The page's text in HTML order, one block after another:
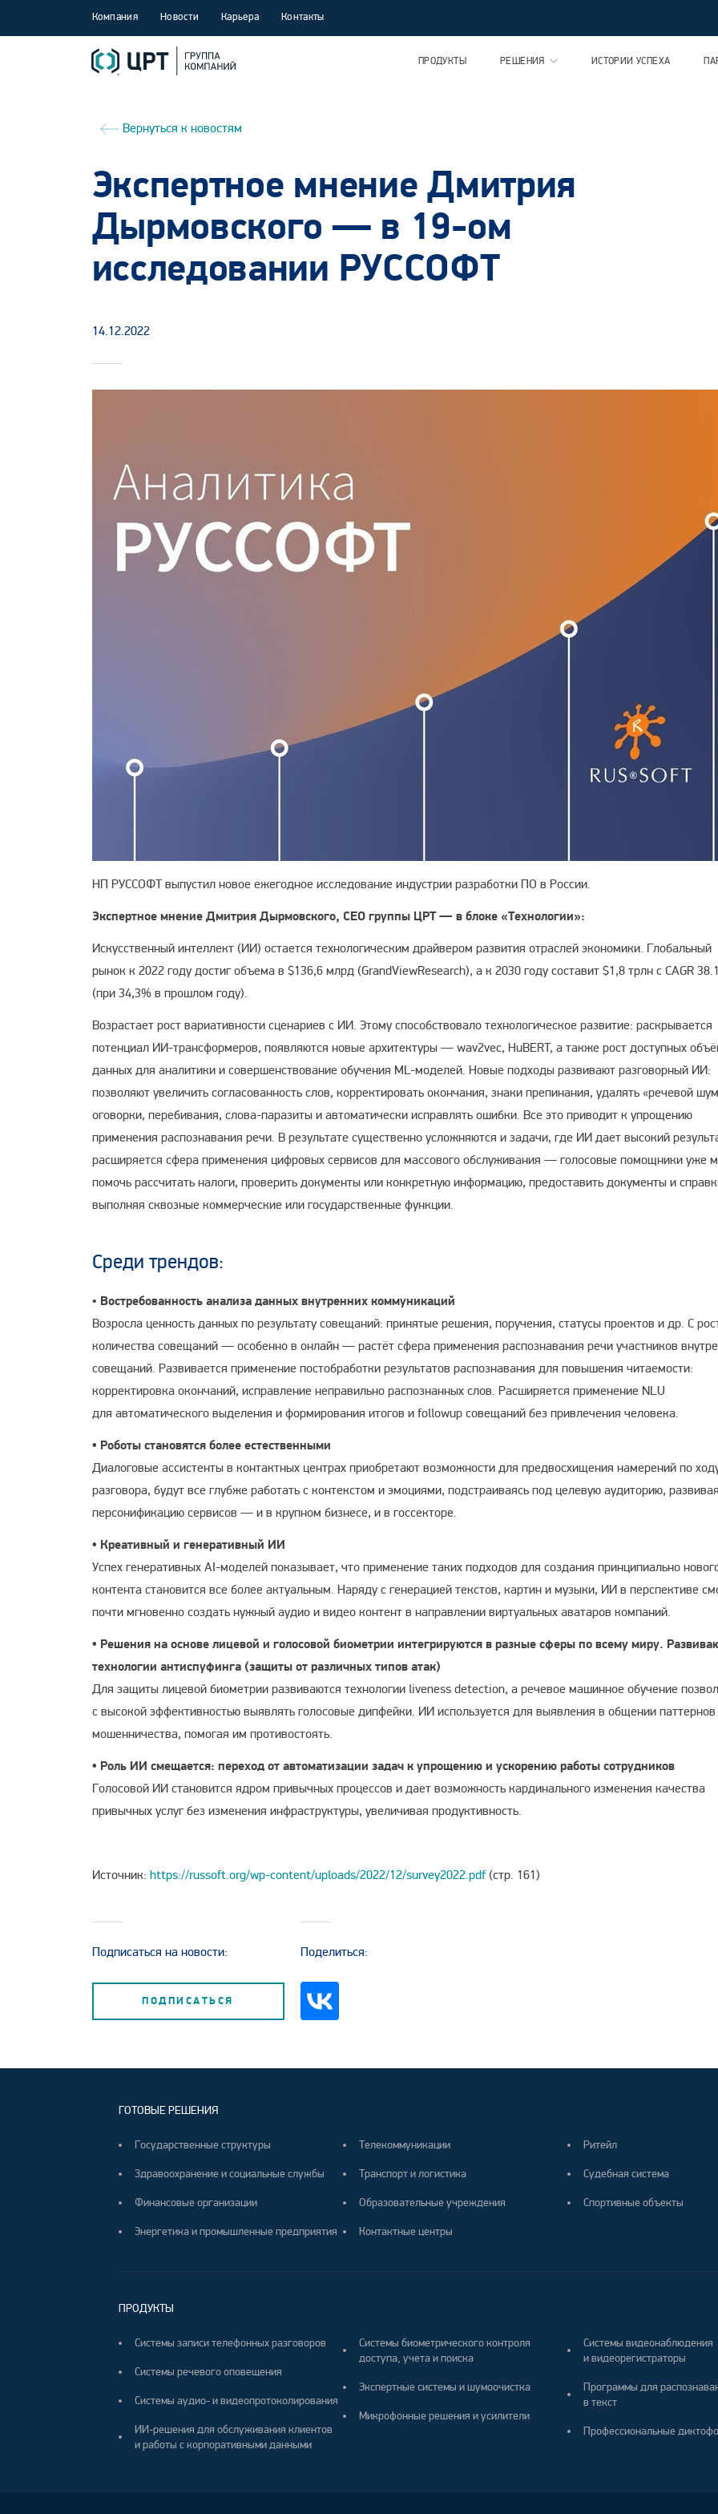
Компания Новости Карьера Контакты
ПРОДУКТЫ РЕШЕНИЯ ИСТОРИИ УСПЕХА
Вернуться к новостям
Экспертное мнение Дмитрия
Дырмовского — в 19-ом
исследовании РУССОФТ
14.12.2022
НП РУССОФТ выпустил новое ежегодное исследование индустрии разработки ПО в России.
Экспертное мнение Дмитрия Дырмовского, CEO группы ЦРТ — в блоке «Технологии»:
Искусственный интеллект (ИИ) остается технологическим драйвером развития отраслей экономики. Глобальный
рынок к 2022 году достиг объема в $136,6 млрд (GrandViewResearch), а к 2030 году составит $1,8 трлн с CAGR
(при 34,3% в прошлом году).
Возрастает рост вариативности сценариев с ИИ. Этому способствовало технологическое развитие: раскрывается
потенциал ИИ-трансформеров, появляются новые архитектуры — wav2vec, HuBERT, а также рост доступных
данных для аналитики и совершенствование обучения ML-моделей. Новые подходы развивают разговорный ИИ:
позволяют увеличить согласованность слов, корректировать окончания, знаки препинания, удалять «речевой
оговорки, перебивания, слова-паразиты и автоматически исправлять ошибки. Все это приводит к упрощению
применения распознавания речи. В результате существенно усложняются и задачи, где ИИ дает высокий
расширяется сфера применения цифровых сервисов для массового обслуживания — голосовые помощники уже
помочь рассчитать налоги, проверить документы или конкретную информацию, предоставить документы и
выполняя сквозные коммерческие или государственные функции.
Среди трендов:
• Востребованность анализа данных внутренних коммуникаций
Возросла ценность данных по результату совещаний: принятые решения, поручения, статусы проектов и др. С
количества совещаний — особенно в онлайн — растёт сфера применения распознавания речи участников
совещаний. Развивается применение постобработки результатов распознавания для повышения читаемости:
корректировка окончаний, исправление неправильно распознанных слов. Расширяется применение NLU
для автоматического выделения и формирования итогов и followup совещаний без привлечения человека.
• Роботы становятся более естественными
Диалоговые ассистенты в контактных центрах приобретают возможности для предвосхищения намерений по
разговора, будут все глубже работать с контекстом и эмоциями, подстраиваясь под целевую аудиторию, развивая
персонификацию сервисов — и в крупном бизнесе, и в госсекторе.
• Креативный и генеративный ИИ
Успех генеративных AI-моделей показывает, что применение таких подходов для создания принципиально
контента становится все более актуальным. Наряду с генерацией текстов, картин и музыки, ИИ в перспективе
почти мгновенно создать нужный аудио и видео контент в направлении виртуальных аватаров компаний.
• Решения на основе лицевой и голосовой биометрии интегрируются в разные сферы по всему миру.
технологии антиспуфинга (защиты от различных типов атак)
Для защиты лицевой биометрии развиваются технологии liveness detection, а речевое машинное обучение
с высокой эффективностью выявлять голосовые дипфейки. ИИ используется для выявления в общении паттернов
мошенничества, помогая им противостоять.
• Роль ИИ смещается: переход от автоматизации задач к упрощению и ускорению работы сотрудников
Голосовой ИИ становится ядром привычных процессов и дает возможность кардинального изменения качества
привычных услуг без изменения инфраструктуры, увеличивая продуктивность.
Источник: https://russoft.org/wp-content/uploads/2022/12/survey2022.pdf(стр. 161)
Подписаться на новости:
ПОДПИСАТЬСЯ
Поделиться:
ГОТОВЫЕ РЕШЕНИЯ
Государственные структуры
Здравоохранение и социальные службы
Финансовые организации
Энергетика и промышленные предприятия
Телекоммуникации
Транспорт и логистика
Образовательные учреждения
Контактные центры
Ритейл
Судебная система
Спортивные объекты
ПРОДУКТЫ
Системы записи телефонных разговоров
Системы речевого оповещения
Системы аудио- и видеопротоколирования
ИИ-решения для обслуживания клиентов
и работы с корпоративными данными
Системы биометрического контроля
доступа, учета и поиска
Экспертные системы и шумоочистка
Микрофонные решения и усилители
Системы видеонаблюдения
и видеорегистраторы
Программы для
в текст
Профессиональные